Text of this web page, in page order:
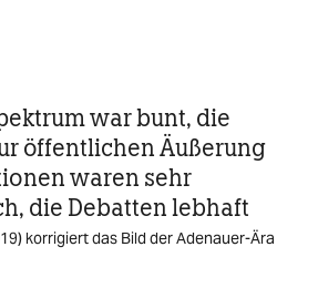
war bunt, die
öffentlichen Äußerung
waren sehr
die Debatten lebhaft
korrigiert das Bild der Adenauer-Ära